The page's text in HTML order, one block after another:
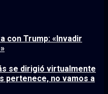
con Trump: «Invadir
se dirigió virtualmente
pertenece, no vamos a